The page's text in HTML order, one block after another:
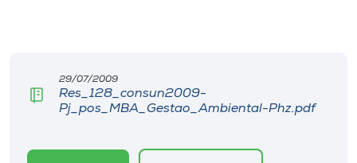
29/07/2009
Res_128_consun2009-
Pj_pos_MBA_Gestao_Ambiental-Phz.pdf